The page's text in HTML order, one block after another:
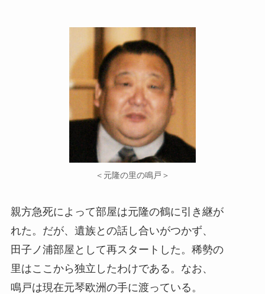
＜元隆の里の鳴戸＞
親方急死によって部屋は元隆の鶴に引き継が
れた。だが、遺族との話し合いがつかず、
田子ノ浦部屋として再スタートした。稀勢の
里はここから独立したわけである。なお、
鳴戸は現在元琴欧洲の手に渡っている。